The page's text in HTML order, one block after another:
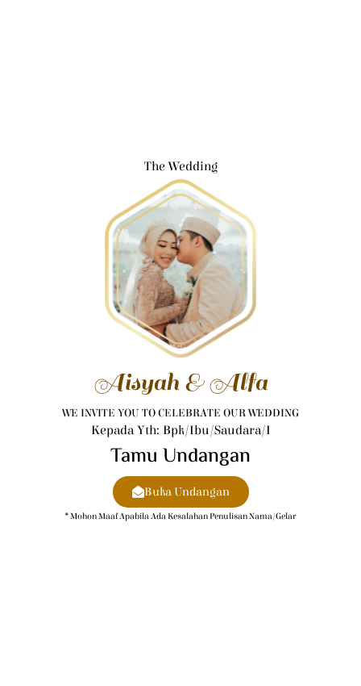
The Wedding
Aisyah & Alfa
WE INVITE YOU TO CELEBRATE OUR WEDDING
Kepada Yth: Bpk/Ibu/Saudara/i
Tamu Undangan
Buka Undangan
* Mohon Maaf Apabila Ada Kesalahan Penulisan Nama/gelar